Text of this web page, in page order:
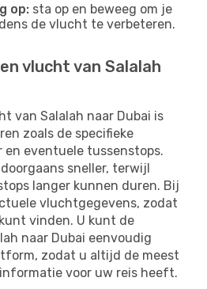
op: sta op en beweeg om je
de vlucht te verbeteren.
vlucht van Salalah
van Salalah naar Dubai is
zoals de specifieke
eventuele tussenstops.
sneller, terwijl
langer kunnen duren. Bij
vluchtgegevens, zodat
vinden. U kunt de
naar Dubai eenvoudig
zodat u altijd de meest
voor uw reis heeft.